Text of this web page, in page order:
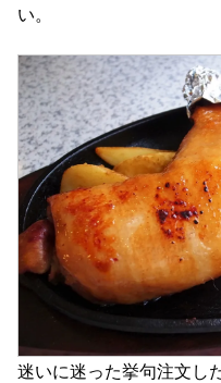
い。
迷いに迷った挙句注文し